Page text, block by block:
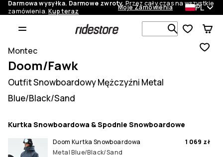
Darmowa wysyłka. Darmowe zwroty. Przez cały czas na wszystkie
zamówienia. Kup teraz Moje Zamówienia PL
Szukaj w 1
Montec
Doom/Fawk
Outfit Snowboardowy Mężczyźni Metal
Blue/Black/Sand
Kurtka Snowboardowa & Spodnie Snowboardowe
Doom Kurtka Snowboardowa
Metal Blue/Black/Sand
1 069 zł